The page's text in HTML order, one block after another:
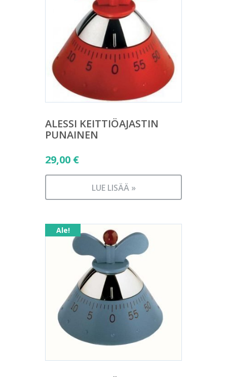
ALESSI KEITTIÖAJASTIN
PUNAINEN
29,00 €
LUE LISÄÄ »
Ale!